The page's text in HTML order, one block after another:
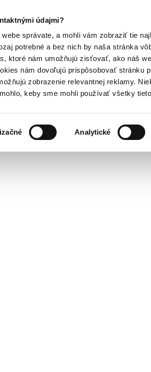
údajmi?
správate, a mohli vám zobraziť tie
potrebné a bez nich by naša stránka
ktoré nám umožňujú zisťovať, ako náš
nám dovoľujú prispôsobovať stránku
zobrazenie relevantnej reklamy.
keby sme mohli používať všetky
Analytické